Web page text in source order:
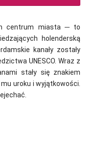
centrum miasta ─ to
holenderską
kanały zostały
UNESCO. Wraz z
stały się znakiem
uroku i wyjątkowości.